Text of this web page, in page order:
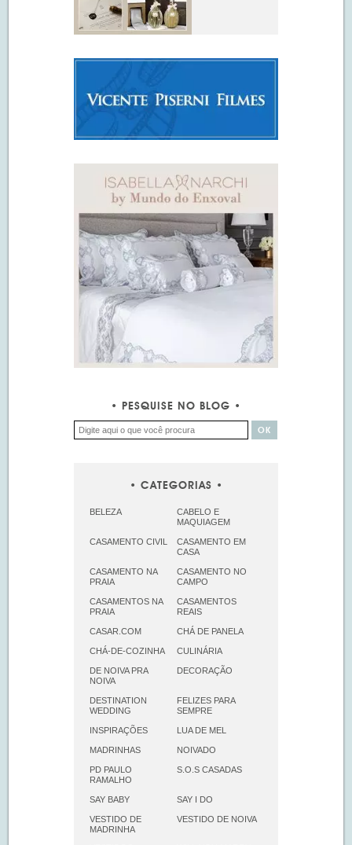
PESQUISE NO BLOG
CATEGORIAS
BELEZA
CABELO E
MAQUIAGEM
CASAMENTO CIVIL
CASAMENTO EM
CASA
CASAMENTO NA
PRAIA
CASAMENTO NO
CAMPO
CASAMENTOS NA
PRAIA
CASAMENTOS
REAIS
CASAR.COM CHÁ DE PANELA
CHÁ-DE-COZINHA CULINÁRIA
DE NOIVA PRA
NOIVA
DECORAÇÃO
DESTINATION
WEDDING
FELIZES PARA
SEMPRE
INSPIRAÇÕES LUA DE MEL
MADRINHAS NOIVADO
PD PAULO
RAMALHO
S.O.S CASADAS
SAY BABY SAY I DO
VESTIDO DE
MADRINHA
VESTIDO DE NOIVA